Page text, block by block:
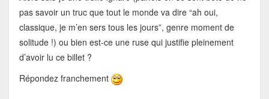
pas savoir un truc que tout le monde va dire “ah oui,
classique, je m’en sers tous les jours”, genre moment de
solitude !) ou bien est-ce une ruse qui justifie pleinement
d’avoir lu ce billet ?
Répondez franchement